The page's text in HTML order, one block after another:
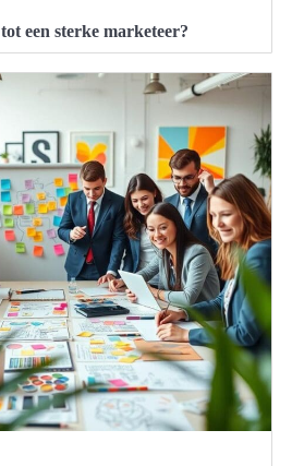
een sterke marketeer?